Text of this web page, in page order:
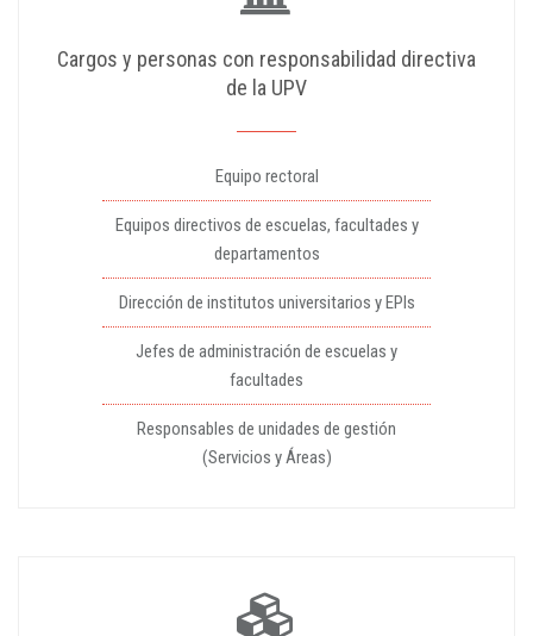
Cargos y personas con responsabilidad directiva
de la UPV
Equipo rectoral
Equipos directivos de escuelas, facultades y
departamentos
Dirección de institutos universitarios y EPIs
Jefes de administración de escuelas y
facultades
Responsables de unidades de gestión
(Servicios y Áreas)